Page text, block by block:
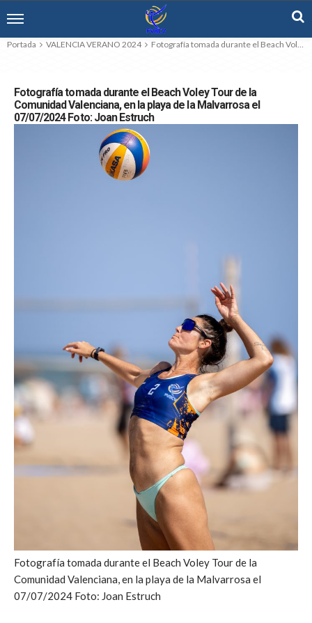
Portada VALENCIA VERANO 2024 Fotografía tomada durante el Beach Voley Tour de la Comunidad Valenciana, en la playa de la Malvarrosa el 07/07/2024 Foto: Joan Estruch
Fotografía tomada durante el Beach Voley Tour de la
Comunidad Valenciana, en la playa de la Malvarrosa el
07/07/2024 Foto: Joan Estruch
Fotografía tomada durante el Beach Voley Tour de la
Comunidad Valenciana, en la playa de la Malvarrosa el
07/07/2024 Foto: Joan Estruch